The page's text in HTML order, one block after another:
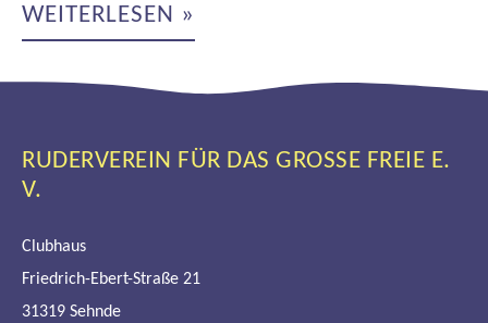
RGF
WIRD
DES
„FARBENSPIEL“
WEITERLESEN »
RUDERVEREIN FÜR DAS GROSSE FREIE E. V
.
Clubhaus
Friedrich-Ebert-Straße 21
31319 Sehnde